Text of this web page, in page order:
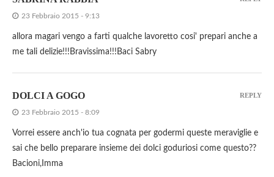
23 Febbraio 2015 - 9:13
allora magari vengo a farti qualche lavoretto cosi' prepari anche a
me tali delizie!!!Bravissima!!!Baci Sabry
DOLCI A GOGO
23 Febbraio 2015 - 8:09
Vorrei essere anch'io tua cognata per godermi queste meraviglie e
sai che bello preparare insieme dei dolci goduriosi come questo??
Bacioni,Imma
REPLY